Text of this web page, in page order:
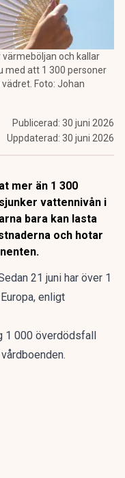
värmeböljan och kallar
med att 1 300 personer
Foto: Johan
Publicerad: 30 juni 2026
Uppdaterad: 30 juni 2026
mer än 1 300
vattennivån i
bara kan lasta
och hotar
21 juni har över 1
enligt
1 000 överdödsfall